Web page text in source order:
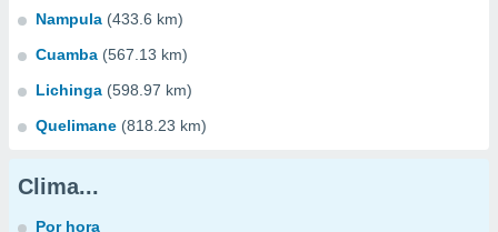
Nampula (433.6 km)
Cuamba (567.13 km)
Lichinga (598.97 km)
Quelimane (818.23 km)
Clima...
Por hora